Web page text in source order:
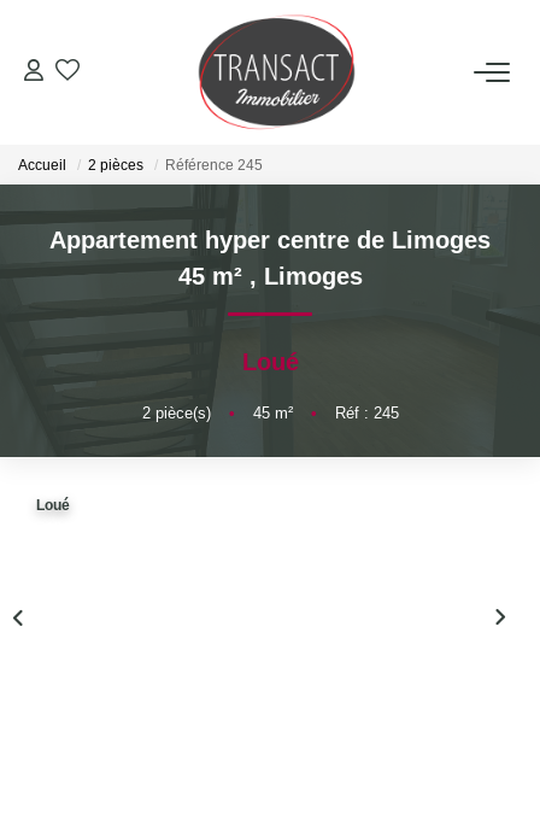
ACCUEIL
LOUER
NOTRE AGENCE
Accueil 2 pièces Référence 245
Appartement hyper centre de Limoges
45 m² , Limoges
Loué
2pièce(s) • 45m² • Réf : 245
Loué